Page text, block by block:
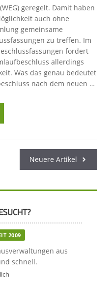
geregelt. Damit haben
auch ohne
gemeinsame
zu treffen. Im
fordert
allerdings
Was das genau bedeutet
nach dem neuen …
Neuere Artikel
2009
aus
schnell.